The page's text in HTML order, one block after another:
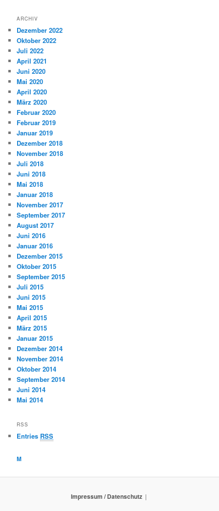
ARCHIV
Dezember 2022
Oktober 2022
Juli 2022
April 2021
Juni 2020
Mai 2020
April 2020
März 2020
Februar 2020
Februar 2019
Januar 2019
Dezember 2018
November 2018
Juli 2018
Juni 2018
Mai 2018
Januar 2018
November 2017
September 2017
August 2017
Juni 2016
Januar 2016
Dezember 2015
Oktober 2015
September 2015
Juli 2015
Juni 2015
Mai 2015
April 2015
März 2015
Januar 2015
Dezember 2014
November 2014
Oktober 2014
September 2014
Juni 2014
Mai 2014
RSS
Entries RSS
M
Impressum / Datenschutz